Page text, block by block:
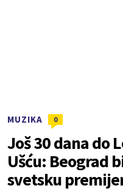
MUZIKA 0
Još 30 dana do
Ušću: Beograd
svetsku